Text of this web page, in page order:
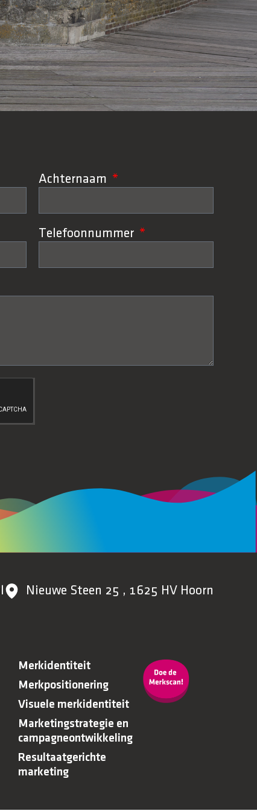
Achternaam
Telefoonnummer
Nieuwe Steen 25 , 1625 HV Hoorn
Merkidentiteit
Merkpositionering
Visuele merkidentiteit
Marketingstrategie en
campagneontwikkeling
Resultaatgerichte
marketing